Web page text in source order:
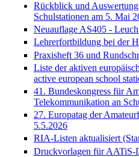
Rückblick und
Schulstationen am 5. Mai
Neuauflage AS405 -
Lehrerfortbildung bei der
Praxisheft 36 und
Liste der aktiven
active european school
41. Bundeskongress für
Telekommunikation an
27. Europatag der
5.5.2026
RIA-Listen aktualisiert
Druckvorlagen für AATiS-